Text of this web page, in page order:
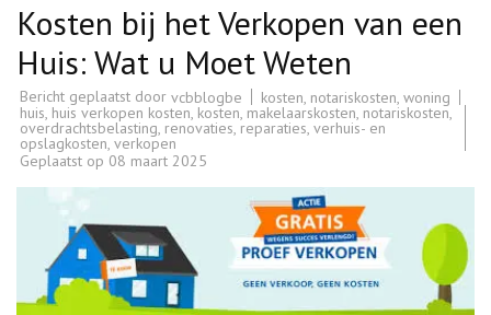
Kosten bij het Verkopen van een
Huis: Wat u Moet Weten
Bericht geplaatst door vcbblogbe kosten notariskosten woning
huis, huis verkopen kosten, kosten, makelaarskosten, notariskosten,
overdrachtsbelasting, renovaties, reparaties, verhuis- en
opslagkosten, verkopen
Geplaatst op 08 maart 2025